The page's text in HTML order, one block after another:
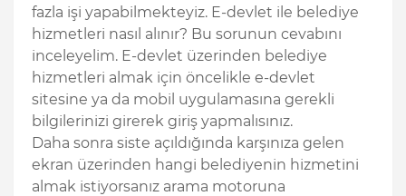
fazla işi yapabilmekteyiz. E-devlet ile belediye
hizmetleri nasıl alınır? Bu sorunun cevabını
inceleyelim. E-devlet üzerinden belediye
hizmetleri almak için öncelikle e-devlet
sitesine ya da mobil uygulamasına gerekli
bilgilerinizi girerek giriş yapmalısınız.
Daha sonra siste açıldığında karşınıza gelen
ekran üzerinden hangi belediyenin hizmetini
almak istiyorsanız arama motoruna